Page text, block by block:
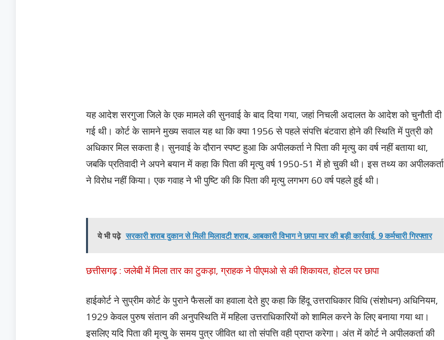
यह आदेश सरगुजा जिले के एक मामले की सुनवाई के बाद दिया गया, जहां निचली अदालत के आदेश को चुनौती दी
गई थी। कोर्ट के सामने मुख्य सवाल यह था कि क्या 1956 से पहले संपत्ति बंटवारा होने की स्थिति में पुत्री को
अधिकार मिल सकता है। सुनवाई के दौरान स्पष्ट हुआ कि अपीलकर्ता ने पिता की मृत्यु का वर्ष नहीं बताया था,
जबकि प्रतिवादी ने अपने बयान में कहा कि पिता की मृत्यु वर्ष 1950-51 में हो चुकी थी। इस तथ्य का अपीलकर्ता
ने विरोध नहीं किया। एक गवाह ने भी पुष्टि की कि पिता की मृत्यु लगभग 60 वर्ष पहले हुई थी।
ये भी पढ़े सरकारी शराब दुकान से मिली मिलावटी शराब, आबकारी विभाग ने छापा मार की बड़ी कार्रवाई, 9 कर्मचारी गिरफ्तार
छत्तीसगढ़ : जलेबी में मिला तार का टुकड़ा, ग्राहक ने पीएमओ से की शिकायत, होटल पर छापा
हाईकोर्ट ने सुप्रीम कोर्ट के पुराने फैसलों का हवाला देते हुए कहा कि हिंदू उत्तराधिकार विधि (संशोधन) अधिनियम,
1929 केवल पुरुष संतान की अनुपस्थिति में महिला उत्तराधिकारियों को शामिल करने के लिए बनाया गया था।
इसलिए यदि पिता की मृत्यु के समय पुत्र जीवित था तो संपत्ति वही प्राप्त करेगा। अंत में कोर्ट ने अपीलकर्ता की